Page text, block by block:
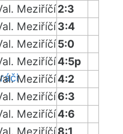
Meziříčí2:3
Meziříčí3:4
Meziříčí5:0
Meziříčí4:5p
Meziříčí4:2
Meziříčí6:3
Meziříčí4:6
Meziříčí8:1